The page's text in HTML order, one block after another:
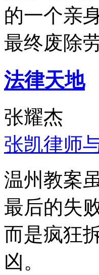
的一个亲
最终废除
法律天地
张耀杰
张凯律师
温州教案
最后的失
而是疯狂
凶。